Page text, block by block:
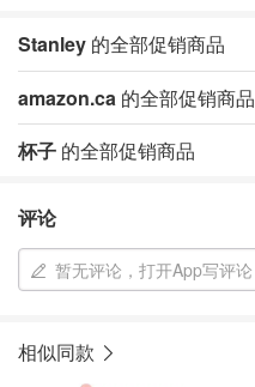
Stanley 的全部促销商品
amazon.ca 的全部促销商品
杯子 的全部促销商品
评论
暂无评论，打开App写评论
相似同款